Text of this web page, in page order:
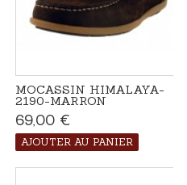
MOCASSIN HIMALAYA-
2190-MARRON
69,00 €
AJOUTER AU PANIER